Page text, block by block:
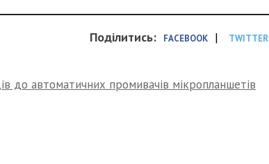
Поділитись: FACEBOOK | TWITTER
до автоматичних промивачів мікропланшетів